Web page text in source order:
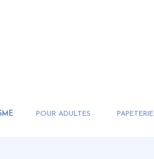
POUR ADULTES PAPETERIE